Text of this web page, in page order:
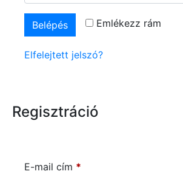
Emlékezz rám
Belépés
Elfelejtett jelszó?
Regisztráció
E-mail cím *